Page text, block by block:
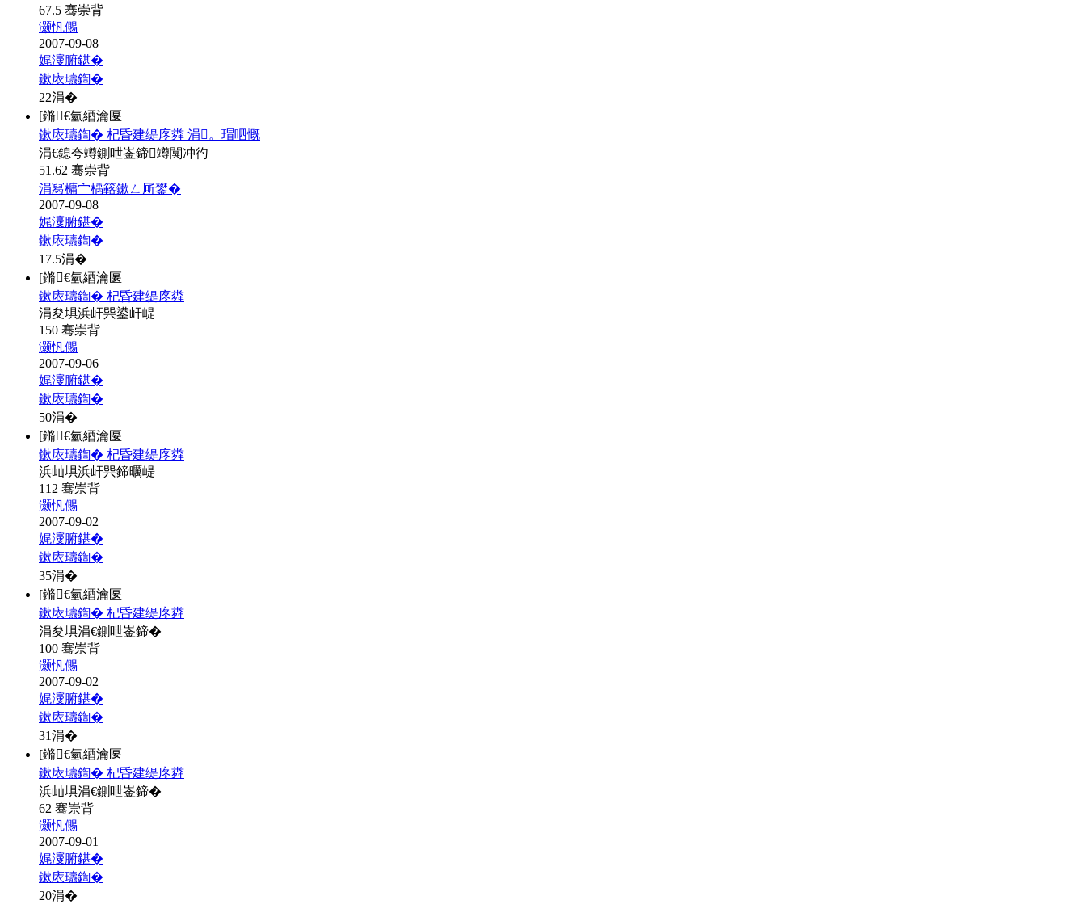
67.5 骞崇背
灏忛儩
2007-09-08
娓濅腑鍖�
鏉庡瓙鍧�
22涓�
[鏅€氫綇瀹匽
鏉庡瓙鍧� 杞昏建缇庝粦 涓。瑁呬慨
涓€鎴夸竴鍘呭崟鍗竴闃冲彴
51.62 骞崇背
涓冩槦宀楀簵鏉ㄥ厛鐢�
2007-09-08
娓濅腑鍖�
鏉庡瓙鍧�
17.5涓�
[鏅€氫綇瀹匽
鏉庡瓙鍧� 杞昏建缇庝粦
涓夋埧浜屽巺鍙屽崼
150 骞崇背
灏忛儩
2007-09-06
娓濅腑鍖�
鏉庡瓙鍧�
50涓�
[鏅€氫綇瀹匽
鏉庡瓙鍧� 杞昏建缇庝粦
浜屾埧浜屽巺鍗曞崼
112 骞崇背
灏忛儩
2007-09-02
娓濅腑鍖�
鏉庡瓙鍧�
35涓�
[鏅€氫綇瀹匽
鏉庡瓙鍧� 杞昏建缇庝粦
涓夋埧涓€鍘呭崟鍗�
100 骞崇背
灏忛儩
2007-09-02
娓濅腑鍖�
鏉庡瓙鍧�
31涓�
[鏅€氫綇瀹匽
鏉庡瓙鍧� 杞昏建缇庝粦
浜屾埧涓€鍘呭崟鍗�
62 骞崇背
灏忛儩
2007-09-01
娓濅腑鍖�
鏉庡瓙鍧�
20涓�